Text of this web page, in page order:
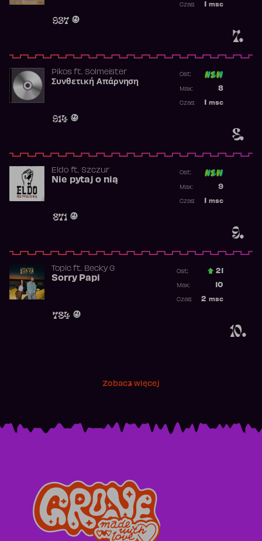
7.
937
msc
Czas:
8.
Pikosft. Solmeister
Συνθετική Απάρνηση
914
Ost:
8
Max:
msc
Czas:
9.
Eldoft. Szczur
Nie pytaj o nią
871
Ost:
9
Max:
msc
Czas:
10.
Topicft. Becky G
Sorry Papi
784
Ost.: 21
10
Max:
2 msc
Czas:
Zobacz więcej